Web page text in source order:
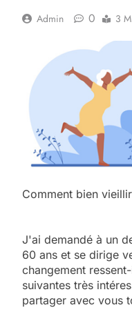
Admin 0 3
Comment bien
J'ai demandé à un
60 ans et se dirige
changement
suivantes très
partager avec vous